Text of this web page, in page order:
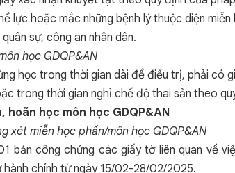
lực hoặc mắc những bệnh lý thuộc diện
sự, công an nhân dân.
học GDQP&AN
học trong thời gian dài để điều trị, phải có
trong thời gian nghỉ chế độ thai sản theo
học môn học GDQP&AN
xét miễn học phần/môn học GDQP&AN
bản công chứng các giấy tờ liên quan về
hành chính từ ngày 15/02-28/02/2025.